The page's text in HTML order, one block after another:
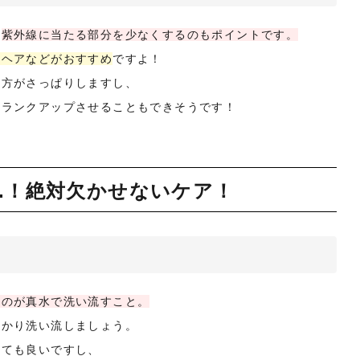
紫外線に当たる部分を少なくするのもポイントです。
アなどがおすすめですよ！
がさっぱりしますし、
ンクアップさせることもできそうです！
絶対欠かせないケア！
が真水で洗い流すこと。
り洗い流しましょう。
も良いですし、